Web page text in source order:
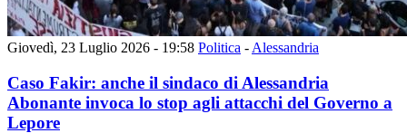
Giovedì, 23 Luglio 2026 - 19:58 Politica - Alessandria
Caso Fakir: anche il sindaco di Alessandria
Abonante invoca lo stop agli attacchi del Governo a
Lepore